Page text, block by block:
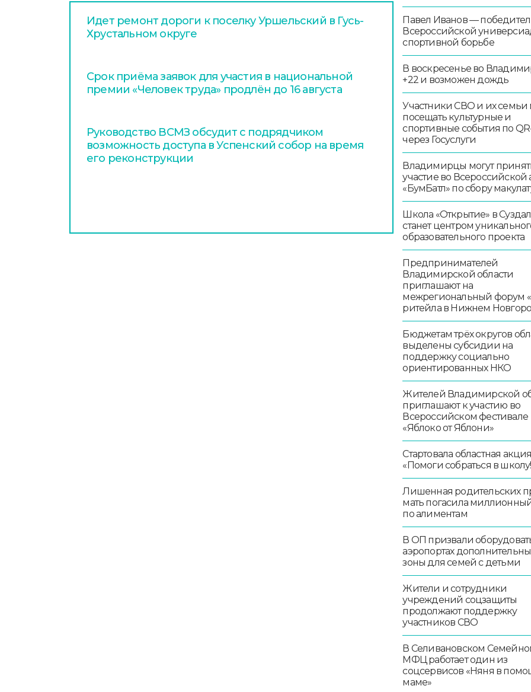
Идет ремонт дороги к поселку Уршельский в Гусь-
Хрустальном округе
Срок приёма заявок для участия в национальной
премии «Человек труда» продлён до 16 августа
Руководство ВСМЗ обсудит с подрядчиком
возможность доступа в Успенский собор на время
его реконструкции
Павел Иванов —
Всероссийской
спортивной борьбе
В воскресенье во
+22 и возможен дождь
Участники СВО и их семьи
посещать культурные и
спортивные события по
через Госуслуги
Владимирцы могут
участие во Всероссийской
«БумБатл» по сбору
Школа «Открытие» в
станет центром
образовательного проекта
Предпринимателей
Владимирской области
приглашают на
межрегиональный форум
ритейла в Нижнем
Бюджетам трёх округов
выделены субсидии на
поддержку социально
ориентированных НКО
Жителей Владимирской
приглашают к участию во
Всероссийском фестивале
«Яблоко от Яблони»
Стартовала областная акция
«Помоги собраться в
Лишенная родительских
мать погасила
по алиментам
В ОП призвали
аэропортах
зоны для семей с детьми
Жители и сотрудники
учреждений соцзащиты
продолжают поддержку
участников СВО
В Селивановском
МФЦ работает один из
соцсервисов «Няня в
маме»